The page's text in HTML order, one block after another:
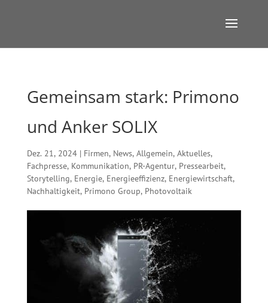
Gemeinsam stark: Primono
und Anker SOLIX
Dez. 21, 2024| Firmen, News, Allgemein, Aktuelles,
Fachpresse, Kommunikation, PR-Agentur, Pressearbeit,
Storytelling, Energie, Energieeffizienz, Energiewirtschaft,
Nachhaltigkeit, Primono Group, Photovoltaik